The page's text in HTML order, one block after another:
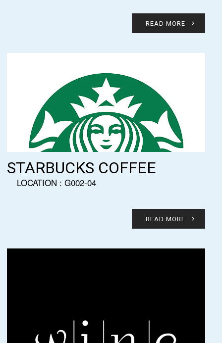
READ MORE
STARBUCKS COFFEE
LOCATION : G002-04
READ MORE